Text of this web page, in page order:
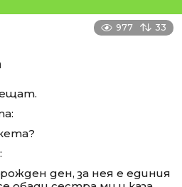
977 33
ден, за нея е единия